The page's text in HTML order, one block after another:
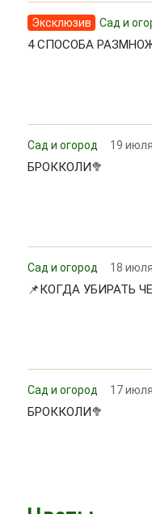
Эксклюзив Сад и
4 СПОСОБА
Сад и огород 19 июля
БРОККОЛИ🥦
Сад и огород 18 июля
📌КОГДА УБИРАТЬ
Сад и огород 17 июля
БРОККОЛИ🥦